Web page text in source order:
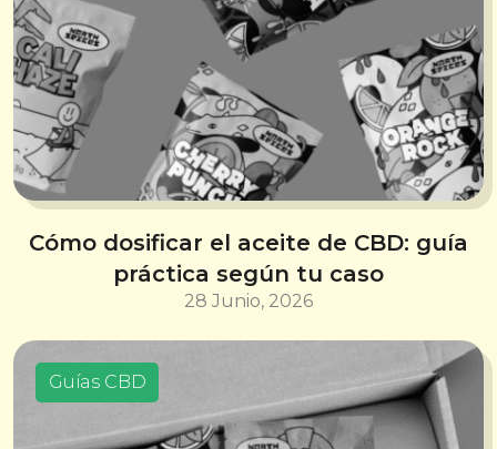
Cómo dosificar el aceite de CBD: guía
práctica según tu caso
28 Junio, 2026
Guías CBD